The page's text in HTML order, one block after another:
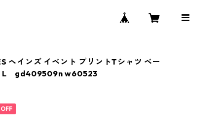
ヘインズ イベント プリントTシャツ ベー
L gd409509n w60523